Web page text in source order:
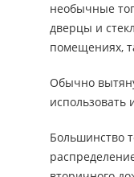
необычные
дверцы и
помещениях,
Обычно
использовать
Большинство